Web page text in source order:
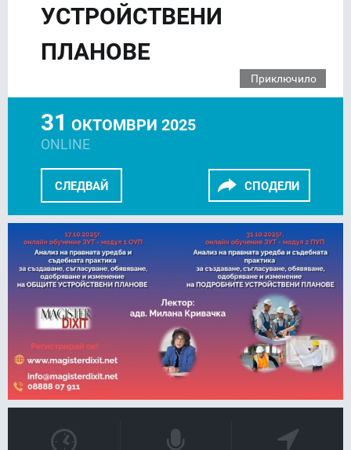
УСТРОЙСТВЕНИ
ПЛАНОВЕ
Приключило
СЛЕДВАЙ СПОДЕЛИ
31 ОКТОМВРИ 2025
ONLINE
FACEBOOK